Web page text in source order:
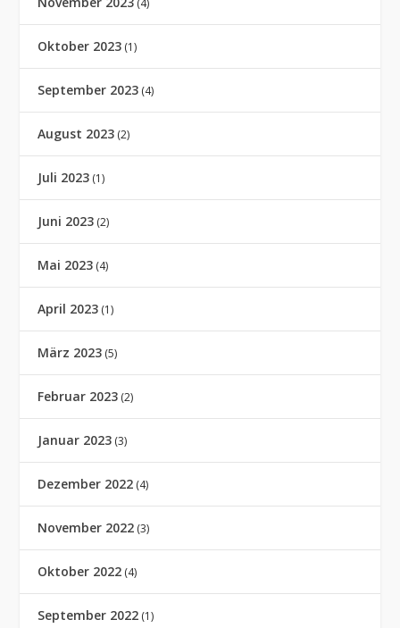
(4)
Oktober 2023 (1)
September 2023 (4)
August 2023 (2)
Juli 2023 (1)
Juni 2023 (2)
Mai 2023 (4)
April 2023 (1)
März 2023 (5)
Februar 2023 (2)
Januar 2023 (3)
Dezember 2022 (4)
November 2022 (3)
Oktober 2022 (4)
September 2022 (1)